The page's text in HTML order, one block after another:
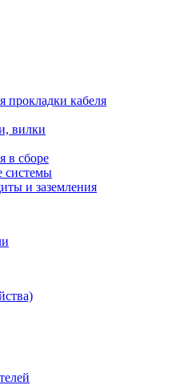
прокладки кабеля
вилки
в сборе
системы
и заземления